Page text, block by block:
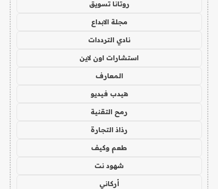
روتانا تسويق
مجلة الابداع
نادي الترددات
استشارات اون لاين
المعارف
هيدب فيديو
رمح التقنية
رذاذ التجارة
طعم وكيف
شهود نت
أركاني